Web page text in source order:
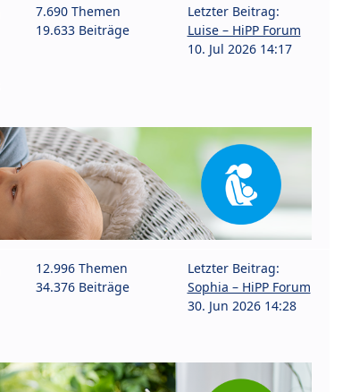
7.690 Themen
19.633 Beiträge
Letzter Beitrag:
Luise – HiPP Forum
10. Jul 2026 14:17
12.996 Themen
34.376 Beiträge
Letzter Beitrag:
Sophia – HiPP Forum
30. Jun 2026 14:28